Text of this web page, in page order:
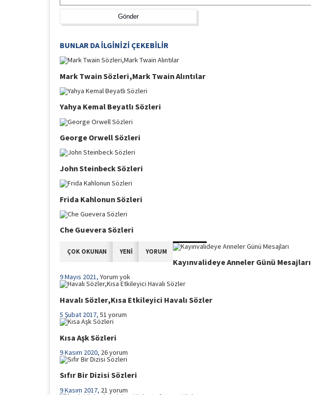
BUNLAR DA İLGİNİZİ ÇEKEBİLİR
Mark Twain Sözleri,Mark Twain Alıntılar
Yahya Kemal Beyatlı Sözleri
George Orwell Sözleri
John Steinbeck Sözleri
Frida Kahlonun Sözleri
Che Guevera Sözleri
ÇOK OKUNAN YENİ YORUM
Kayınvalideye Anneler Günü Mesajları
9 Mayıs 2021, Yorum yok
Havalı Sözler,Kısa Etkileyici Havalı Sözler
5 Şubat 2017, 51 yorum
Kısa Aşk Sözleri
9 Kasım 2020, 26 yorum
Sıfır Bir Dizisi Sözleri
9 Kasım 2017, 21 yorum